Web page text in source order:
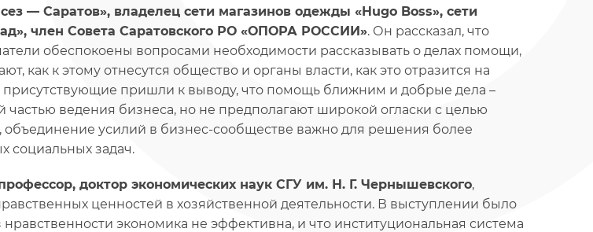
— Саратов», владелец сети магазинов одежды «Hugo Boss», сети
член Совета Саратовского РО «ОПОРА РОССИИ». Он рассказал, что
обеспокоены вопросами необходимости рассказывать о делах помощи,
как к этому отнесутся общество и органы власти, как это отразится на
присутствующие пришли к выводу, что помощь ближним и добрые дела –
частью ведения бизнеса, но не предполагают широкой огласки с целью
усилий в бизнес-сообществе важно для решения более
социальных задач.
доктор экономических наук СГУ им. Н. Г. Чернышевского,
ценностей в хозяйственной деятельности. В выступлении было
экономика не эффективна, и что институциональная система